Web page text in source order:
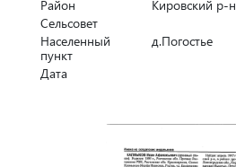
Район
Кировский р-н
Сельсовет
Населенный
пункт
д.Погостье
Дата